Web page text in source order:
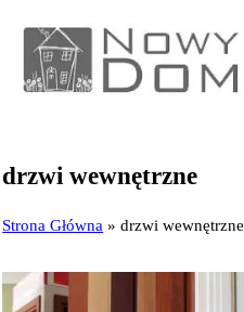
drzwi wewnętrzne
Strona Główna » drzwi wewnętrzne